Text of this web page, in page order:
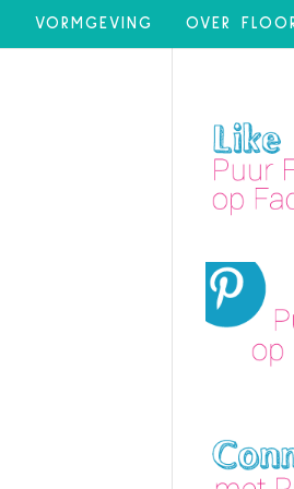
VORMGEVING OVER